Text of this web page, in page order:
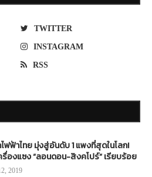
TWITTER
INSTAGRAM
RSS
ฟฟ้าไทย มุ่งสู่อันดับ 1 แพงที่สุดในโลก!
รื่องแซง “ลอนดอน-สิงคโปร์” เรียบร้อย
2019